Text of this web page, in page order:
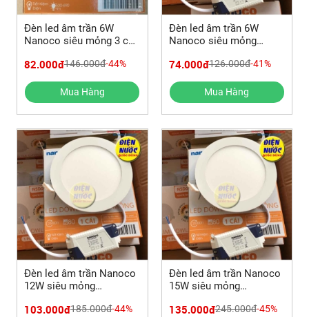
Đèn led âm trần 6W
Nanoco siêu mỏng 3 chế
82.000đ146.000đ-44%
Mua Hàng
Đèn led âm trần 6W
Nanoco siêu mỏng
74.000đ126.000đ-41%
Mua Hàng
Đèn led âm trần Nanoco
12W siêu mỏng
103.000đ185.000đ-44%
Đèn led âm trần Nanoco
15W siêu mỏng
135.000đ245.000đ-45%